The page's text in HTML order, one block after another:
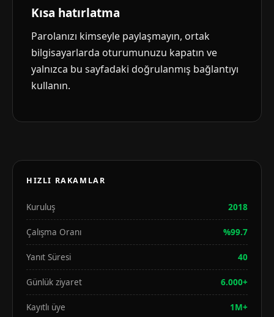
Kısa hatırlatma
Parolanızı kimseyle paylaşmayın, ortak
bilgisayarlarda oturumunuzu kapatın ve
yalnızca bu sayfadaki doğrulanmış bağlantıyı
kullanın.
HIZLI RAKAMLAR
Kuruluş 2018
Çalışma Oranı %99.7
Yanıt Süresi 40
Günlük ziyaret 6.000+
Kayıtlı üye 1M+